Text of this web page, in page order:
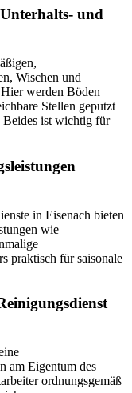
und
Wischen und
werden Böden
Stellen geputzt
Beides ist wichtig für
in Eisenach bieten
wie
praktisch für saisonale
am Eigentum des
ordnungsgemäß